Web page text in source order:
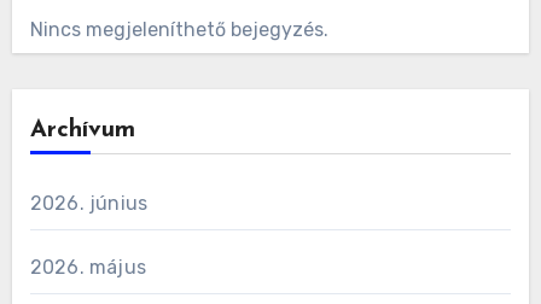
Nincs megjeleníthető bejegyzés.
Archívum
2026. június
2026. május